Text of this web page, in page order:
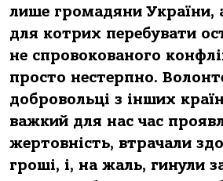
лише громадяни України,
для котрих перебувати
не спровокованого
просто нестерпно.
добровольці з інших
важкий для нас час
жертовність, втрачали
гроші, і, на жаль, гинули